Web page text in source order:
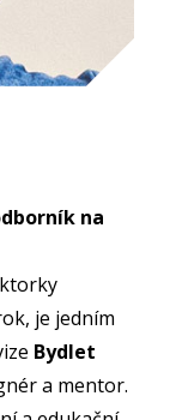
na
je jedním
Bydlet
a mentor.